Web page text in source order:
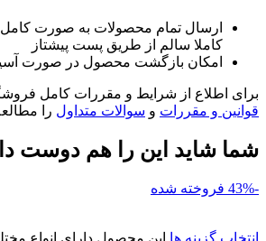
ارسال تمام محصولات به صورت
کاملا سالم از طریق پست پیشتاز
امکان بازگشت محصول در صورت
برای اطلاع از شرایط و مقررات کامل
قوانین و مقررات و سوالات متداول را
شما شاید این را هم دوست
-43% فروخته شده